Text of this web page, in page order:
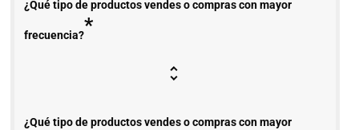
¿Qué tipo de productos vendes o compras con mayor
frecuencia?*
¿Qué tipo de productos vendes o compras con mayor